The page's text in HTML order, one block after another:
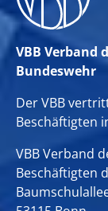
VBB Verband
Bundeswehr
Der VBB
Beschäftigten
VBB Verband
Beschäftigten